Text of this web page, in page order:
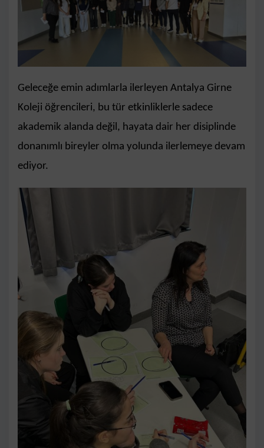
Geleceğe emin adımlarla ilerleyen Antalya Girne
Koleji öğrencileri, bu tür etkinliklerle sadece
akademik alanda değil, hayata dair her disiplinde
donanımlı bireyler olma yolunda ilerlemeye devam
ediyor.